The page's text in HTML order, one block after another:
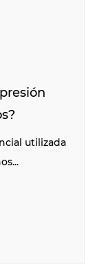
utilizada